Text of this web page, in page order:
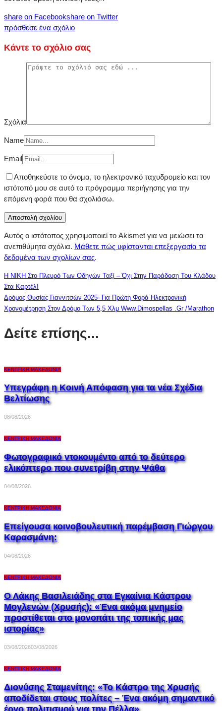
share on Facebookshare on Twitter
πρόσθεσε ένα σχόλιο
Κάντε το σχόλιο σας
Σχόλια
Name
Email
Αποθηκεύστε το όνομα, το ηλεκτρονικό ταχυδρομείο και τον
ιστότοπό μου σε αυτό το πρόγραμμα περιήγησης για την
επόμενη φορά που θα σχολιάσω.
Αυτός ο ιστότοπος χρησιμοποιεί το Akismet για να μειώσει τα
ανεπιθύμητα σχόλια. Μάθετε πώς υφίστανται επεξεργασία τα
δεδομένα των σχολίων σας.
Η ΝΙΚΗ Στο Πλευρό Των Οδηγών Ταξί – Όχι Στην Παράδοση Του Κλάδου
Στα Καρτέλ!
Δρόμος Θυσίας Γιαννιτσών 2025- Για Πρώτη Φορά Ηλεκτρονική
Χρονομέτρηση Στoν Δρόμο Των 5,5 Χλμ Www.dimospellas .gr /marathon
Δείτε επίσης...
ΚΕΝΤΡΙΚΉ ΜΑΚΕΔΟΝΊΑ
Υπεγράφη η Κοινή Απόφαση για τα νέα Σχέδια
Βελτίωσης
08/08/2026
ΚΕΝΤΡΙΚΉ ΜΑΚΕΔΟΝΊΑ
Φωτογραφικό ντοκουμέντο από το δεύτερο
ελικόπτερο που συνετρίβη στην Ψάθα
04/08/2026
ΚΕΝΤΡΙΚΉ ΜΑΚΕΔΟΝΊΑ
Επείγουσα κοινοβουλευτική παρέμβαση Γιώργου
Καρασμάνη:
04/08/2026
ΚΕΝΤΡΙΚΉ ΜΑΚΕΔΟΝΊΑ
Ο Λάκης Βασιλειάδης στα Εγκαίνια Κάστρου
Μογλενών (Χρυσής): «Ένα ακόμα μνημείο
προστίθεται στο μονοπάτι της τοπικής μας
ιστορίας»
03/08/202603/08/2026
ΚΕΝΤΡΙΚΉ ΜΑΚΕΔΟΝΊΑ
Διονύσης Σταμενίτης: «Το Κάστρο της Χρυσής
αποδίδεται στους πολίτες – Ένα ακόμη σημαντικό
έργο πολιτισμού για την Πέλλα»